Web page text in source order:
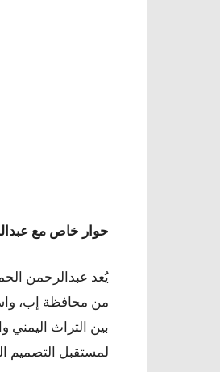
حوار خاص مع
يُعد عبدالرحمن
من محافظة إب،
بين التراث اليمني
لمستقبل التصميم